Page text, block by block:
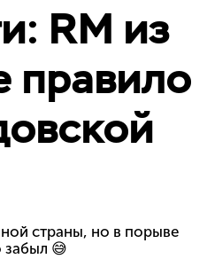
RM из
правило
страны, но в порыве
😅